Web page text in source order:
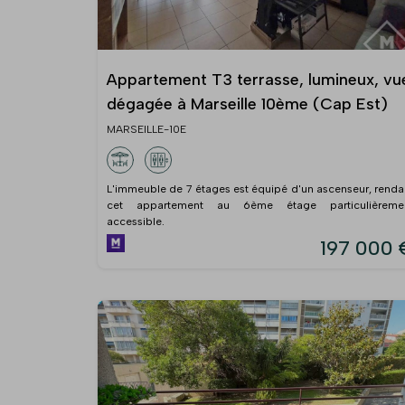
Appartement T3 terrasse, lumineux,
dégagée à Marseille 10ème (Cap Est)
MARSEILLE-10E
L'immeuble de 7 étages est équipé d'un ascenseur,
cet appartement au 6ème étage
accessible.
197 000